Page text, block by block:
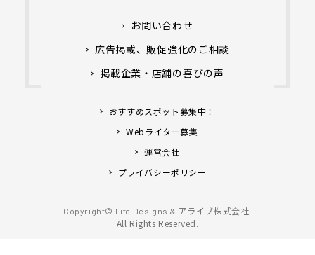
お問い合わせ
広告掲載、販促強化のご相談
掲載企業・店舗の喜びの声
おすすめスポット募集中！
Webライター募集
運営会社
プライバシーポリシー
Copyright© Life Designs & アライブ株式会社.
All Rights Reserved.